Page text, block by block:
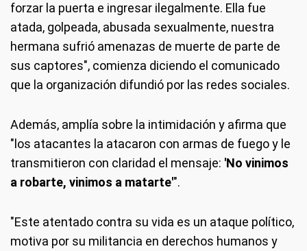
forzar la puerta e ingresar ilegalmente. Ella fue
atada, golpeada, abusada sexualmente, nuestra
hermana sufrió amenazas de muerte de parte de
sus captores", comienza diciendo el comunicado
que la organización difundió por las redes sociales.
Además, amplía sobre la intimidación y afirma que
"los atacantes la atacaron con armas de fuego y le
transmitieron con claridad el mensaje: 'No vinimos
a robarte, vinimos a matarte'".
"Este atentado contra su vida es un ataque político,
motiva por su militancia en derechos humanos y